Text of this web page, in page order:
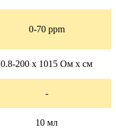
0-70 ppm
0.8-200 x 1015 Ом x см
-
10 мл